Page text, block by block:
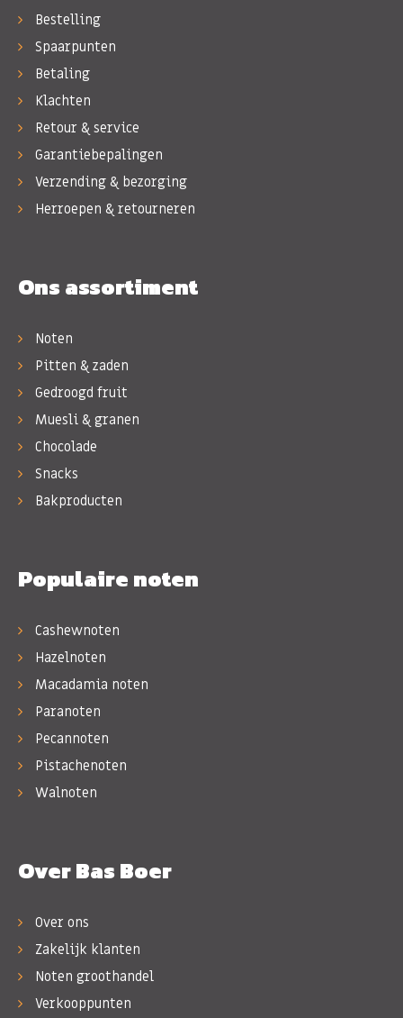
Bestelling
Spaarpunten
Betaling
Klachten
Retour & service
Garantiebepalingen
Verzending & bezorging
Herroepen & retourneren
Ons assortiment
Noten
Pitten & zaden
Gedroogd fruit
Muesli & granen
Chocolade
Snacks
Bakproducten
Populaire noten
Cashewnoten
Hazelnoten
Macadamia noten
Paranoten
Pecannoten
Pistachenoten
Walnoten
Over Bas Boer
Over ons
Zakelijk klanten
Noten groothandel
Verkooppunten